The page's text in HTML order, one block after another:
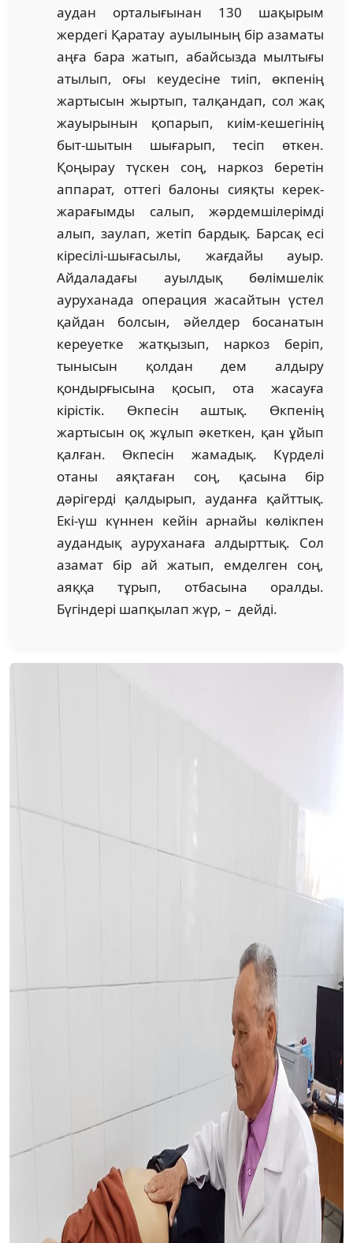
аудан орталығынан 130 шақырым
жердегі Қаратау ауылының бір азаматы
аңға бара жатып, абайсызда мылтығы
атылып, оғы кеудесіне тиіп, өкпенің
жартысын жыртып, талқандап, сол жақ
жауырынын қопарып, киім-кешегінің
быт-шытын шығарып, тесіп өткен.
Қоңырау түскен соң, наркоз беретін
аппарат, оттегі балоны сияқты керек-
жарағымды салып, жәрдемшілерімді
алып, заулап, жетіп бардық. Барсақ есі
кіресілі-шығасылы, жағдайы ауыр.
Айдаладағы ауылдық бөлімшелік
ауруханада операция жасайтын үстел
қайдан болсын, әйелдер босанатын
кереуетке жатқызып, наркоз беріп,
тынысын қолдан дем алдыру
қондырғысына қосып, ота жасауға
кірістік. Өкпесін аштық. Өкпенің
жартысын оқ жұлып әкеткен, қан ұйып
қалған. Өкпесін жамадық. Күрделі
отаны аяқтаған соң, қасына бір
дәрігерді қалдырып, ауданға қайттық.
Екі-үш күннен кейін арнайы көлікпен
аудандық ауруханаға алдырттық. Сол
азамат бір ай жатып, емделген соң,
аяққа тұрып, отбасына оралды.
Бүгіндері шапқылап жүр, – дейді.